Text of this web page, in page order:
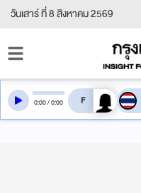
วันเสาร์ ที่ 8 สิงหาคม 2569
0:00/0:00 สลับเสียงอ่าน